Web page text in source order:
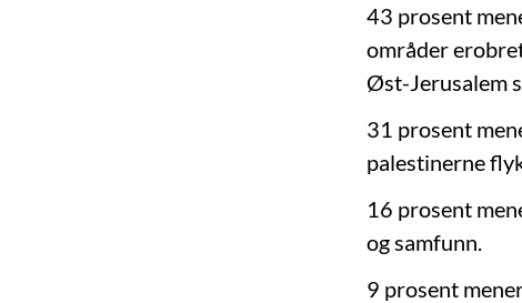
43 prosent
områder
Øst-Jerusalem
31 prosent
palestinerne
16 prosent
og samfunn.
9 prosent